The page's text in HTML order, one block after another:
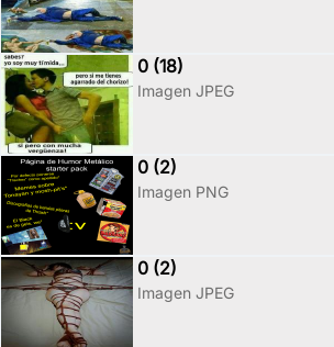
0 (18)
Imagen JPEG
0 (2)
Imagen PNG
0 (2)
Imagen JPEG